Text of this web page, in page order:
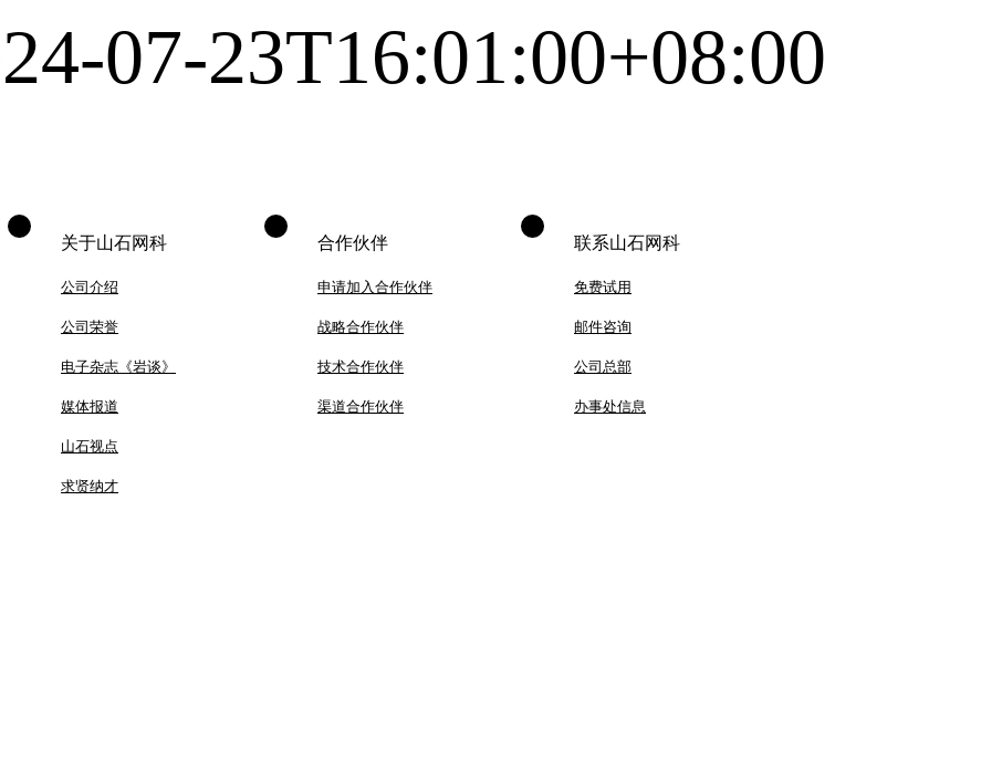
07-23T16:01:00+08:00
关于山石网科
公司介绍
公司荣誉
电子杂志《岩谈》
媒体报道
山石视点
求贤纳才
合作伙伴
申请加入合作伙伴
战略合作伙伴
技术合作伙伴
渠道合作伙伴
联系山石网科
免费试用
邮件咨询
公司总部
办事处信息